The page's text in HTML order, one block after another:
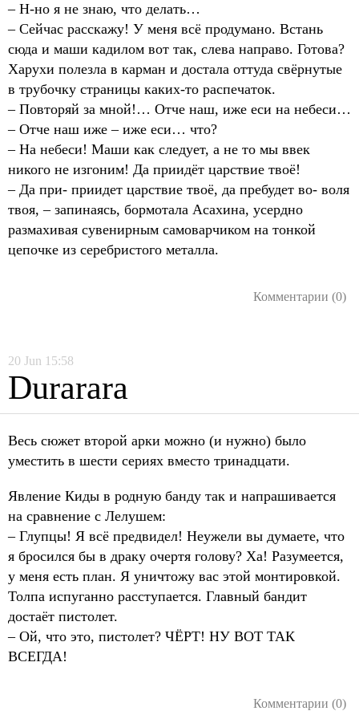
– Н-но я не знаю, что делать…
– Сейчас расскажу! У меня всё продумано. Встань
сюда и маши кадилом вот так, слева направо. Готова?
Харухи полезла в карман и достала оттуда свёрнутые
в трубочку страницы каких-то распечаток.
– Повторяй за мной!… Отче наш, иже еси на небеси…
– Отче наш иже – иже еси… что?
– На небеси! Маши как следует, а не то мы ввек
никого не изгоним! Да приидёт царствие твоё!
– Да при- приидет царствие твоё, да пребудет во- воля
твоя, – запинаясь, бормотала Асахина, усердно
размахивая сувенирным самоварчиком на тонкой
цепочке из серебристого металла.
Комментарии (0)
20 Jun 15:58
Durarara
Весь сюжет второй арки можно (и нужно) было
уместить в шести сериях вместо тринадцати.
Явление Киды в родную банду так и напрашивается
на сравнение с Лелушем:
– Глупцы! Я всё предвидел! Неужели вы думаете, что
я бросился бы в драку очертя голову? Ха! Разумеется,
у меня есть план. Я уничтожу вас этой монтировкой.
Толпа испуганно расступается. Главный бандит
достаёт пистолет.
– Ой, что это, пистолет? ЧЁРТ! НУ ВОТ ТАК
ВСЕГДА!
Комментарии (0)